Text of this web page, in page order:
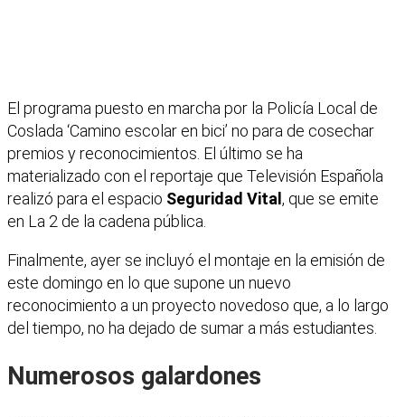
El programa puesto en marcha por la Policía Local de
Coslada ‘Camino escolar en bici’ no para de cosechar
premios y reconocimientos. El último se ha
materializado con el reportaje que Televisión Española
realizó para el espacio Seguridad Vital , que se emite
en La 2 de la cadena pública.
Finalmente, ayer se incluyó el montaje en la emisión de
este domingo en lo que supone un nuevo
reconocimiento a un proyecto novedoso que, a lo largo
del tiempo, no ha dejado de sumar a más estudiantes.
Numerosos galardones